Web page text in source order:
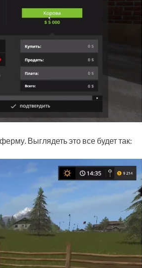
Выглядеть это все будет так: